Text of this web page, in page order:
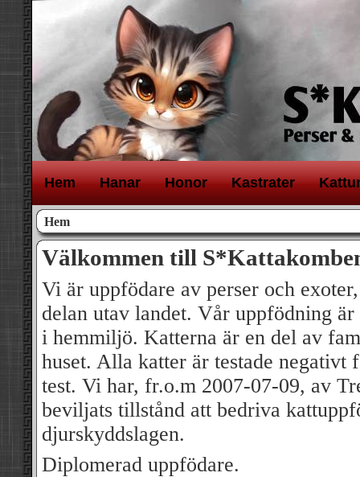
Hem Hanar Honor Kastrater K
Hem
Välkommen till
Vi är uppfödare av perser och
delan utav landet. Vår uppfödning
i hemmiljö. Katterna är en del av
huset. Alla katter är testade
test. Vi har, fr.o.m 2007-07-09, av
beviljats tillstånd att bedriva
djurskyddslagen.
Diplomerad uppfödare.